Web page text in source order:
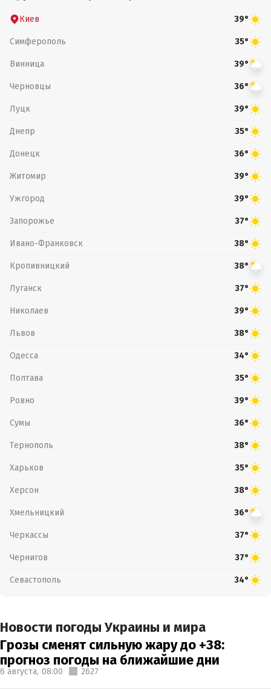
Киев 39°
Симферополь 35°
Винница 39°
Черновцы 36°
Луцк 39°
Днепр 35°
Донецк 36°
Житомир 39°
Ужгород 39°
Запорожье 37°
Ивано-Франковск 38°
Кропивницкий 38°
Луганск 37°
Николаев 39°
Львов 38°
Одесса 34°
Полтава 35°
Ровно 39°
Сумы 36°
Тернополь 38°
Харьков 35°
Херсон 38°
Хмельницкий 36°
Черкассы 37°
Чернигов 37°
Севастополь 34°
Новости погоды Украины и мира
Грозы сменят сильную жару до +38:
прогноз погоды на ближайшие дни
6 августа, 08:00 2627